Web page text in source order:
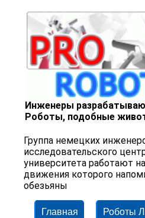
Инженеры
Роботы, подобные
Группа немецких
исследовательского
университета работают
движения которого
обезьяны
Главная Роботы